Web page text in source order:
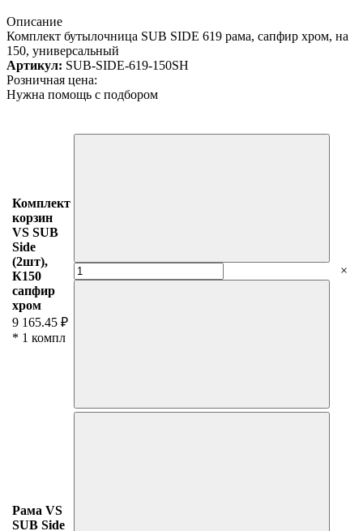
Описание
Комплект бутылочница SUB SIDE 619 рама, сапфир хром, на
150, универсальный
Артикул: SUB-SIDE-619-150SH
Розничная цена:
Нужна помощь с подбором
Комплект
корзин
VS SUB
Side
(2шт),
К150
сапфир
хром
9 165.45 ₽
* 1 компл
×
Рама VS
SUB Side